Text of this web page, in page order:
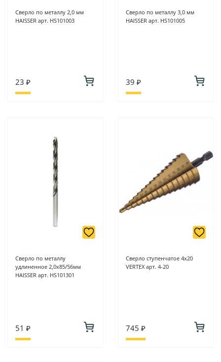
Сверло по металлу 2,0 мм
HAISSER арт. HS101003
23 ₽
Сверло по металлу 3,0 мм
HAISSER арт. HS101005
39 ₽
Сверло по металлу
удлиненное 2,0х85/56мм
HAISSER арт. HS101301
51 ₽
Сверло ступенчатое 4х20
VERTEX арт. 4-20
745 ₽